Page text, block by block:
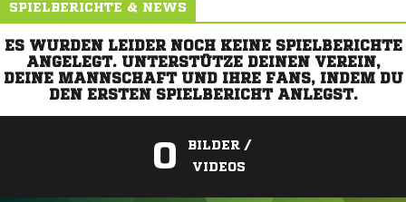
SPIELBERICHTE & NEWS
ES WURDEN LEIDER NOCH KEINE SPIELBERICHTE
ANGELEGT. UNTERSTÜTZE DEINEN VEREIN,
DEINE MANNSCHAFT UND IHRE FANS, INDEM DU
DEN ERSTEN SPIELBERICHT ANLEGST.
0
BILDER /
VIDEOS